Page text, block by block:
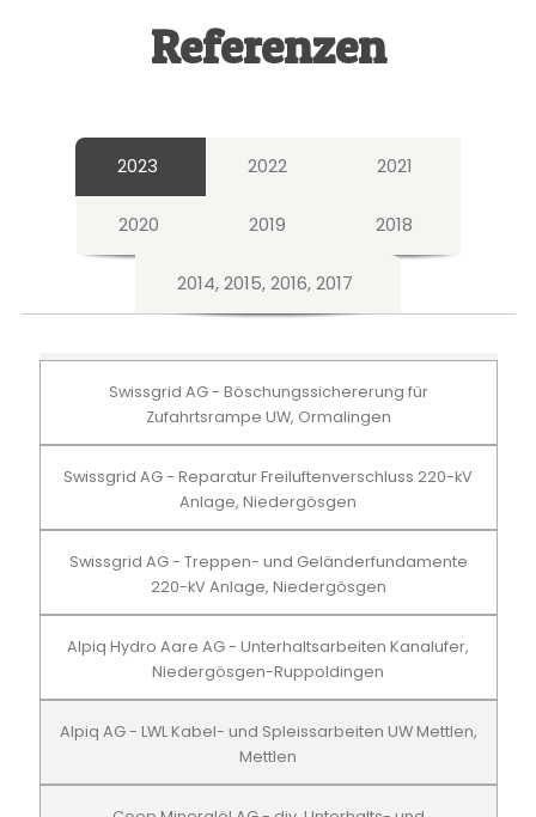
Referenzen
2023 2022 2021
2020 2019 2018
2014, 2015, 2016, 2017
Swissgrid AG - Böschungssichererung für
Zufahrtsrampe UW, Ormalingen
Swissgrid AG - Reparatur Freiluftenverschluss 220-kV
Anlage, Niedergösgen
Swissgrid AG - Treppen- und Geländerfundamente
220-kV Anlage, Niedergösgen
Alpiq Hydro Aare AG - Unterhaltsarbeiten Kanalufer,
Niedergösgen-Ruppoldingen
Alpiq AG - LWL Kabel- und Spleissarbeiten UW Mettlen,
Mettlen